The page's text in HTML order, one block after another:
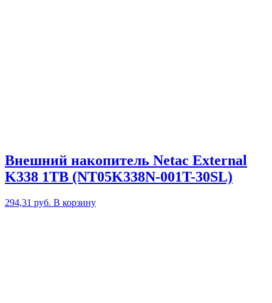
Внешний накопитель Netac External
K338 1TB (NT05K338N-001T-30SL)
294,31 руб. В корзину